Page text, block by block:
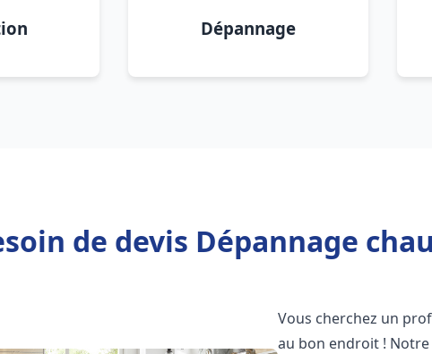
Dépannage
de devis Dépannage
Vous cherchez un
au bon endroit !